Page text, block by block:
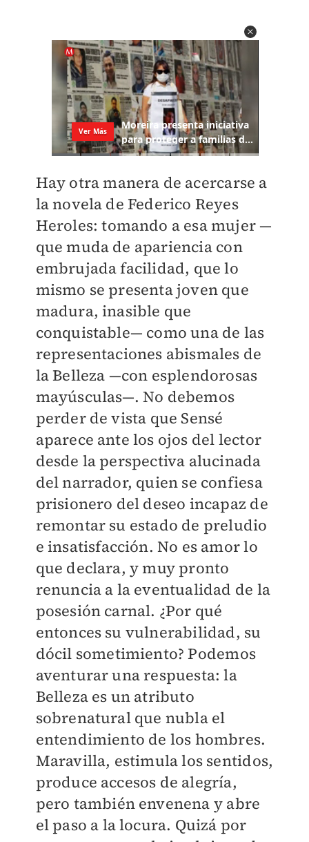
Hay otra manera de acercarse a
la novela de Federico Reyes
Heroles: tomando a esa mujer —
que muda de apariencia con
embrujada facilidad, que lo
mismo se presenta joven que
madura, inasible que
conquistable— como una de las
representaciones abismales de
la Belleza —con esplendorosas
mayúsculas—. No debemos
perder de vista que Sensé
aparece ante los ojos del lector
desde la perspectiva alucinada
del narrador, quien se confiesa
prisionero del deseo incapaz de
remontar su estado de preludio
e insatisfacción. No es amor lo
que declara, y muy pronto
renuncia a la eventualidad de la
posesión carnal. ¿Por qué
entonces su vulnerabilidad, su
dócil sometimiento? Podemos
aventurar una respuesta: la
Belleza es un atributo
sobrenatural que nubla el
entendimiento de los hombres.
Maravilla, estimula los sentidos,
produce accesos de alegría,
pero también envenena y abre
el paso a la locura. Quizá por